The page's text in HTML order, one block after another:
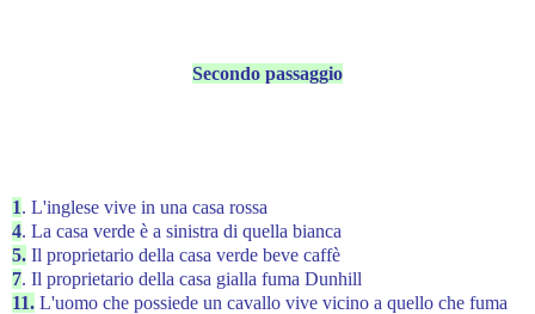
Secondo passaggio
1. L'inglese vive in una casa rossa
4. La casa verde è a sinistra di quella bianca
5. Il proprietario della casa verde beve caffè
7. Il proprietario della casa gialla fuma Dunhill
11. L'uomo che possiede un cavallo vive vicino a quello che fuma